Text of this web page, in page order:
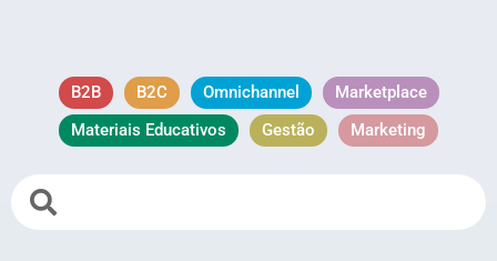
B2B B2C Omnichannel
Marketplace
Materiais Educativos
Gestão Marketing